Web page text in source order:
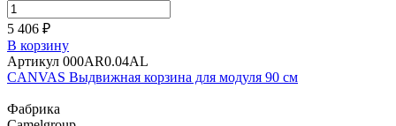
5 406 ₽
В корзину
Артикул 000AR0.04AL
CANVAS Выдвижная корзина для модуля 90 см
Фабрика